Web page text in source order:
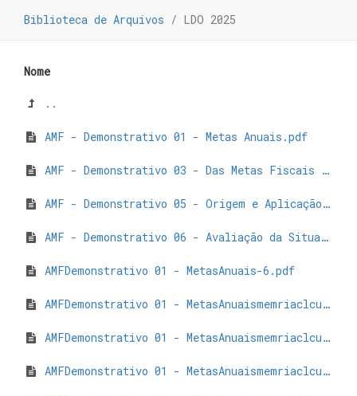
Biblioteca de Arquivos / LDO 2025
Nome
..
AMF - Demonstrativo 01 - Metas Anuais.pdf
AMF - Demonstrativo 03 - Das Metas Fiscais Atuais Comparadas com as Fixadas nos Três Exercícios Anteriores.pdf
AMF - Demonstrativo 05 - Origem e Aplicação dos Recursos Obtidos com a Alienação de Ativos-7.pdf
AMF - Demonstrativo 06 - Avaliação da Situação Financeira e Atuarial do RPPS.pdf
AMFDemonstrativo 01 - MetasAnuais-6.pdf
AMFDemonstrativo 01 - MetasAnuaismemriaclculoDCL-3.pdf
AMFDemonstrativo 01 - MetasAnuaismemriaclculoDespesasporNatureza-2.pdf
AMFDemonstrativo 01 - MetasAnuaismemriaclculoDespesasporPrograma-3.pdf